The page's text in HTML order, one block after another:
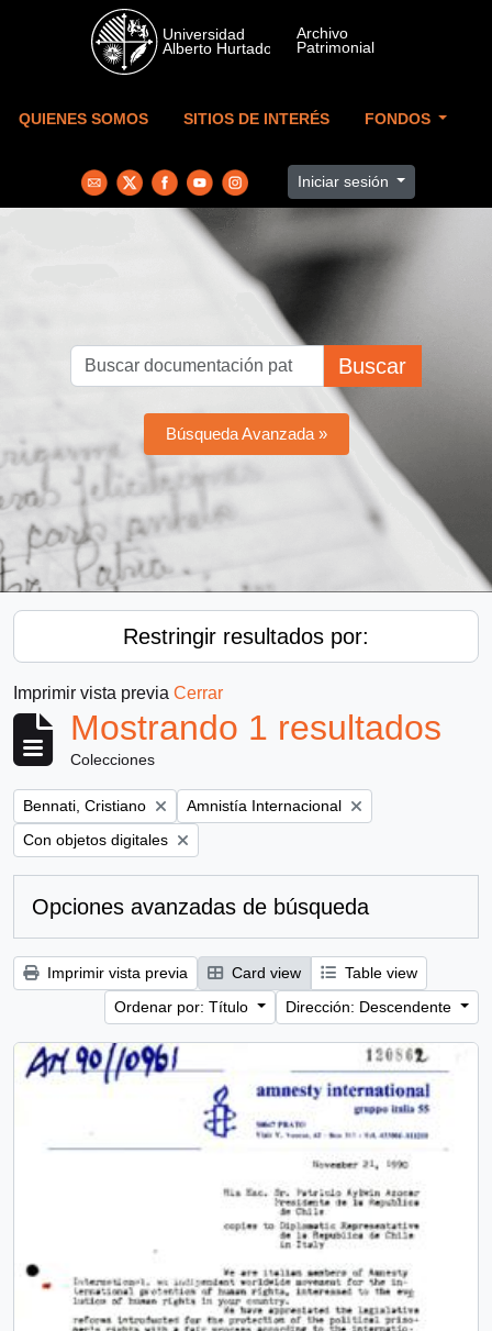
Skip to main content
QUIENES SOMOS SITIOS DE INTERÉS FONDOS
Iniciar sesión
Buscar
Búsqueda Avanzada »
Restringir resultados por:
Imprimir vista previa Cerrar
Mostrando 1 resultados
Colecciones
Remove filter:
Bennati, Cristiano Remove filter:
Amnistía Internacional
Remove filter:
Con objetos digitales
Opciones avanzadas de búsqueda
Imprimir vista previa Card view
Table view
Ordenar por: Título
Dirección: Descendente